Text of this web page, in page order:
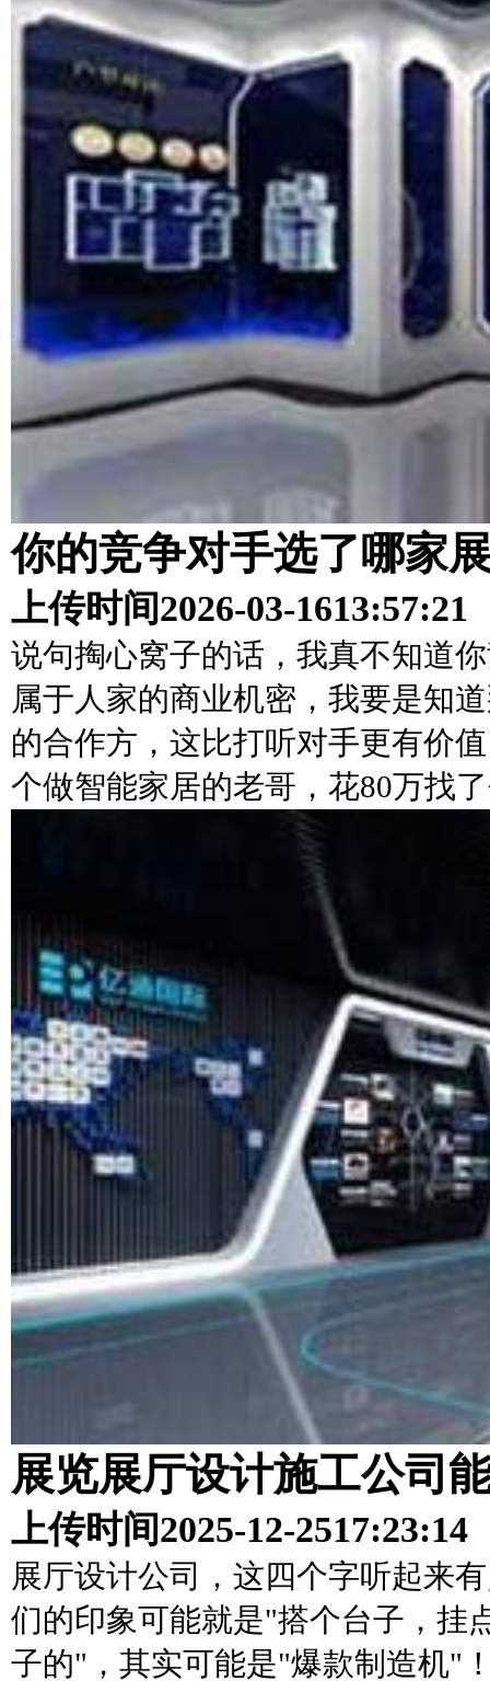
你的竞争对手选了哪家
上传时间2026-03-1613:57:21
说句掏心窝子的话，我真不知道
属于人家的商业机密，我要是知
的合作方，这比打听对手更有价
个做智能家居的老哥，花80万找
展览展厅设计施工公司
上传时间2025-12-2517:23:14
展厅设计公司，这四个字听起来
们的印象可能就是"搭个台子，挂
子的"，其实可能是"爆款制造机"